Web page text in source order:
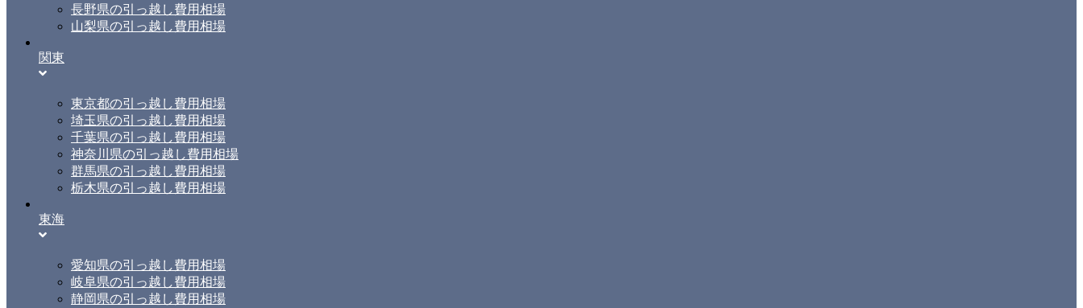
長野県の引っ越し費用相場
山梨県の引っ越し費用相場
関東
東京都の引っ越し費用相場
埼玉県の引っ越し費用相場
千葉県の引っ越し費用相場
神奈川県の引っ越し費用相場
群馬県の引っ越し費用相場
栃木県の引っ越し費用相場
東海
愛知県の引っ越し費用相場
岐阜県の引っ越し費用相場
静岡県の引っ越し費用相場